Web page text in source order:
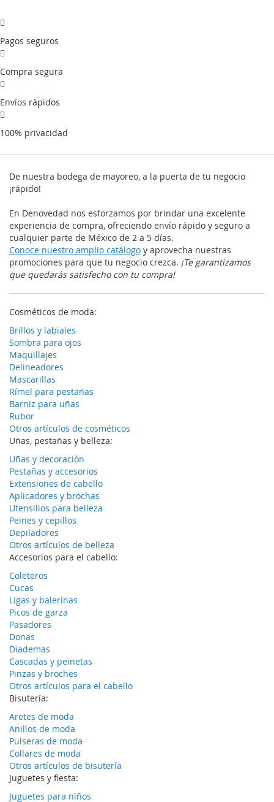
Pagos seguros
Compra segura
Envíos rápidos
100% privacidad
De nuestra bodega de mayoreo, a la puerta de tu negocio
¡rápido!
En Denovedad nos esforzamos por brindar una excelente
experiencia de compra, ofreciendo envío rápido y seguro a
cualquier parte de México de 2 a 5 días.
Conoce nuestro amplio catálogo y aprovecha nuestras
promociones para que tu negocio crezca. ¡Te garantizamos
que quedarás satisfecho con tu compra!
Cosméticos de moda:
Brillos y labiales
Sombra para ojos
Maquillajes
Delineadores
Mascarillas
Rímel para pestañas
Barniz para uñas
Rubor
Otros artículos de cosméticos
Uñas, pestañas y belleza:
Uñas y decoración
Pestañas y accesorios
Extensiones de cabello
Aplicadores y brochas
Utensilios para belleza
Peines y cepillos
Depiladores
Otros artículos de belleza
Accesorios para el cabello:
Coleteros
Cucas
Ligas y balerinas
Picos de garza
Pasadores
Donas
Diademas
Cascadas y peinetas
Pinzas y broches
Otros artículos para el cabello
Bisutería:
Aretes de moda
Anillos de moda
Pulseras de moda
Collares de moda
Otros artículos de bisutería
Juguetes y fiesta:
Juguetes para niños